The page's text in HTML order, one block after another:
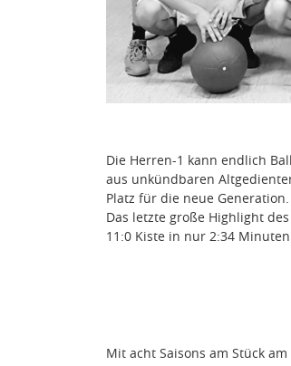
Die Herren-1 kann endlich
aus unkündbaren
Platz für die neue
Das letzte große Highlight
11:0 Kiste in nur 2:34
Mit acht Saisons am Stück